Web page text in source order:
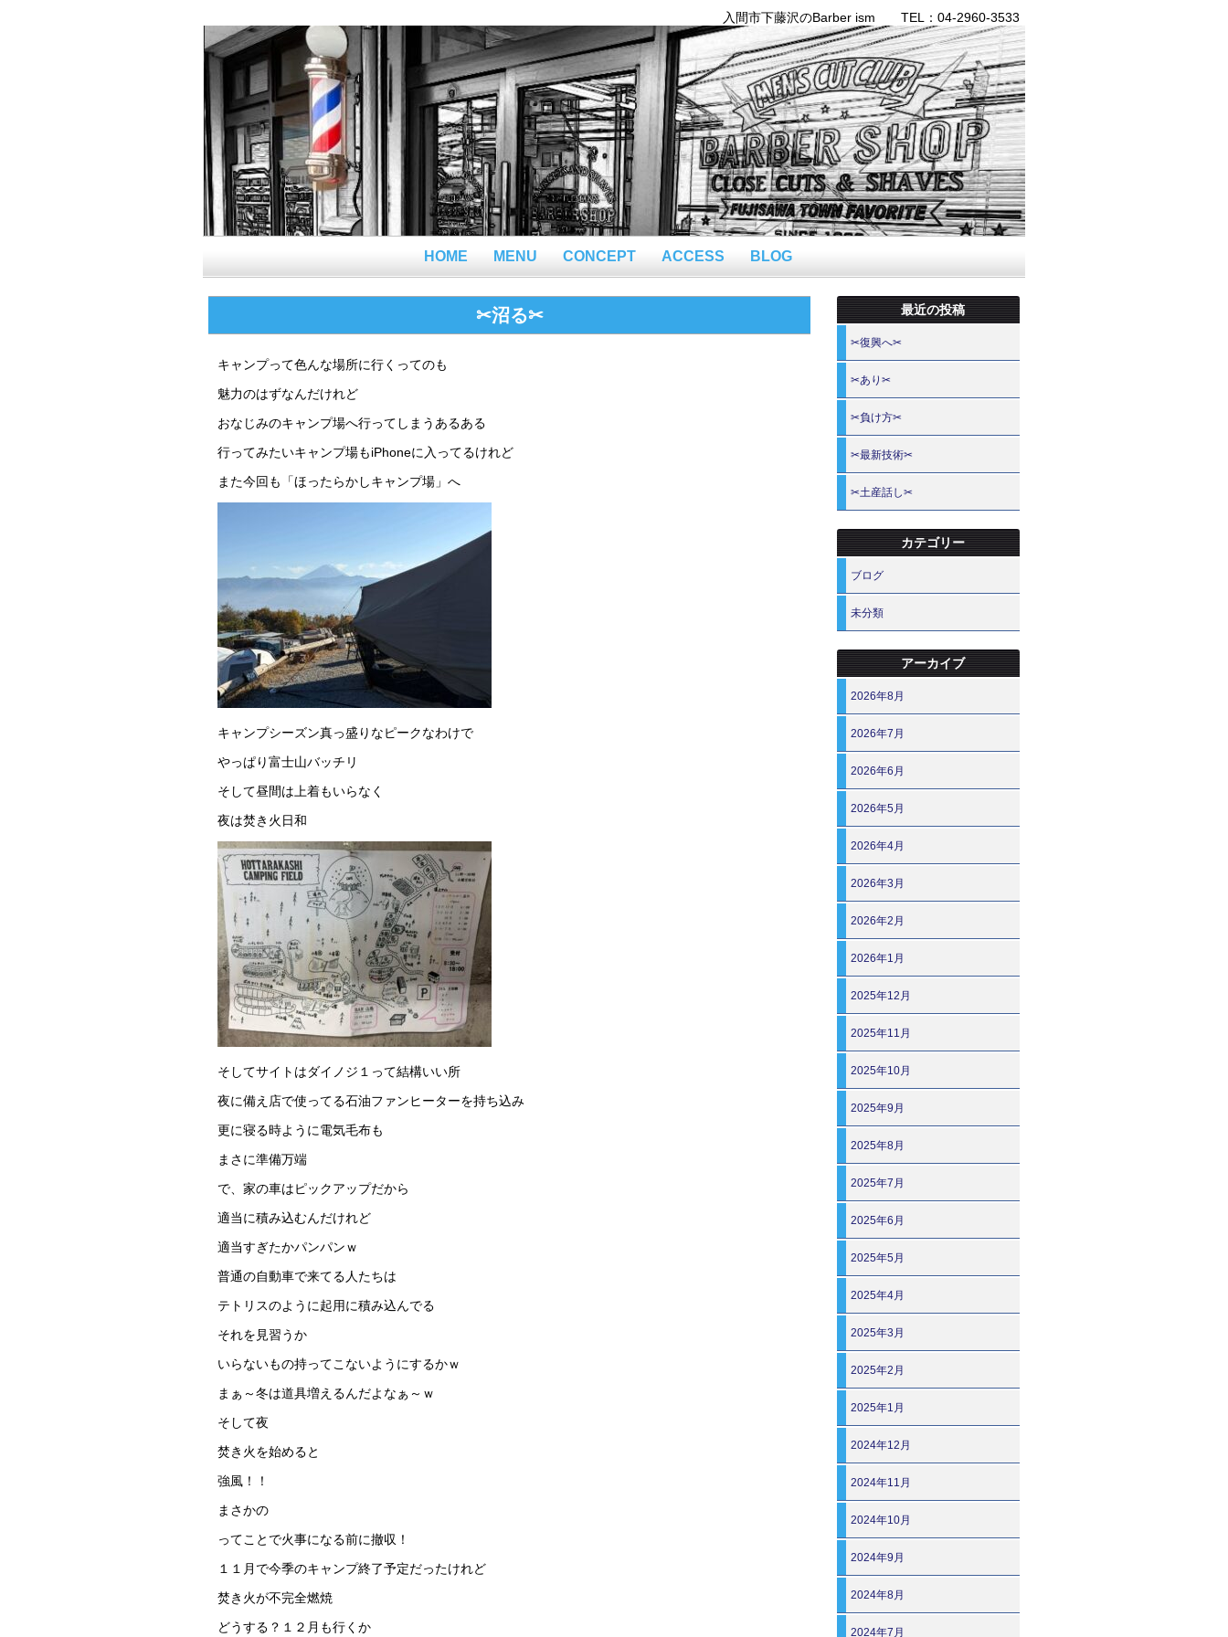
入間市下藤沢のBarber ism TEL：04-2960-3533
HOME MENU CONCEPT ACCESS BLOG
✂沼る✂
キャンプって色んな場所に行くってのも
魅力のはずなんだけれど
おなじみのキャンプ場へ行ってしまうあるある
行ってみたいキャンプ場もiPhoneに入ってるけれど
また今回も「ほったらかしキャンプ場」へ
キャンプシーズン真っ盛りなピークなわけで
やっぱり富士山バッチリ
そして昼間は上着もいらなく
夜は焚き火日和
そしてサイトはダイノジ１って結構いい所
夜に備え店で使ってる石油ファンヒーターを持ち込み
更に寝る時ように電気毛布も
まさに準備万端
で、家の車はピックアップだから
適当に積み込むんだけれど
適当すぎたかパンパンｗ
普通の自動車で来てる人たちは
テトリスのように起用に積み込んでる
それを見習うか
いらないもの持ってこないようにするかｗ
まぁ～冬は道具増えるんだよなぁ～ｗ
そして夜
焚き火を始めると
強風！！
まさかの
ってことで火事になる前に撤収！
１１月で今季のキャンプ終了予定だったけれど
焚き火が不完全燃焼
どうする？１２月も行くか
最近の投稿
✂復興へ✂
✂あり✂
✂負け方✂
✂最新技術✂
✂土産話し✂
カテゴリー
ブログ
未分類
アーカイブ
2026年8月
2026年7月
2026年6月
2026年5月
2026年4月
2026年3月
2026年2月
2026年1月
2025年12月
2025年11月
2025年10月
2025年9月
2025年8月
2025年7月
2025年6月
2025年5月
2025年4月
2025年3月
2025年2月
2025年1月
2024年12月
2024年11月
2024年10月
2024年9月
2024年8月
2024年7月